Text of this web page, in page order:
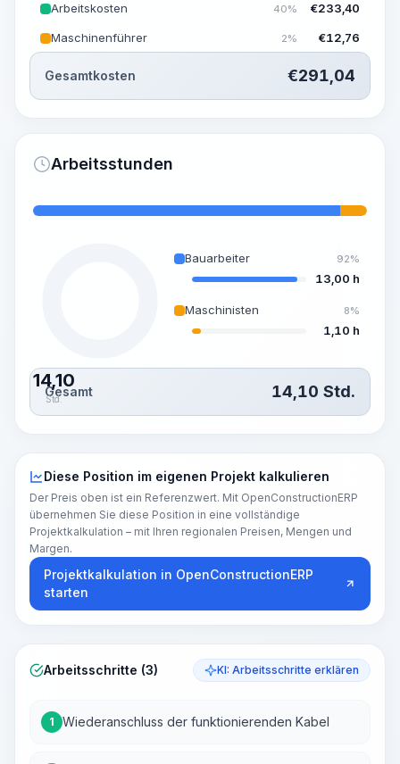
Arbeitskosten 40% €233,40
Maschinenführer 2% €12,76
Gesamtkosten €291,04
Arbeitsstunden
14,10
Std.
Bauarbeiter 92%
13,00 h
Maschinisten 8%
1,10 h
Gesamt 14,10 Std.
Diese Position im eigenen Projekt kalkulieren
Der Preis oben ist ein Referenzwert. Mit OpenConstructionERP
übernehmen Sie diese Position in eine vollständige
Projektkalkulation – mit Ihren regionalen Preisen, Mengen und
Margen.
Projektkalkulation in OpenConstructionERP
starten
Arbeitsschritte (3) KI: Arbeitsschritte erklären
1 Wiederanschluss der funktionierenden Kabel